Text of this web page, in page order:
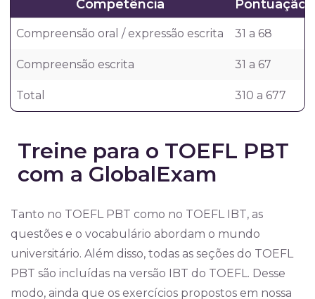
Competência Pontuação
Compreensão oral / expressão escrita 31 a 68
Compreensão escrita 31 a 67
Total 310 a 677
Treine para o TOEFL PBT
com a GlobalExam
Tanto no TOEFL PBT como no TOEFL IBT, as
questões e o vocabulário abordam o mundo
universitário. Além disso, todas as seções do TOEFL
PBT são incluídas na versão IBT do TOEFL. Desse
modo, ainda que os exercícios propostos em nossa